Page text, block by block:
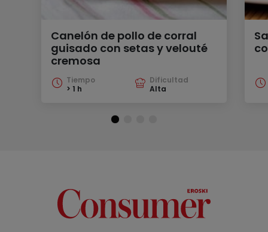
Canelón de pollo de corral
guisado con setas y velouté
cremosa
Tiempo
> 1 h
Dificultad
Alta